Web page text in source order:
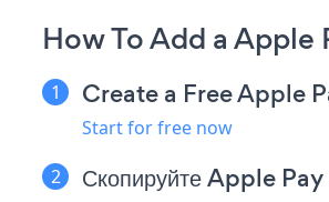
How To Add a
Create a Free Apple
Start for free now
Скопируйте Apple